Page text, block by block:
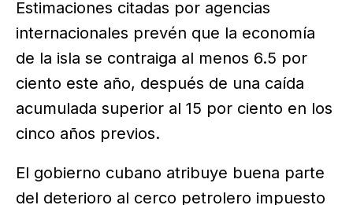
Estimaciones citadas por agencias
internacionales prevén que la economía
de la isla se contraiga al menos 6.5 por
ciento este año, después de una caída
acumulada superior al 15 por ciento en los
cinco años previos.
El gobierno cubano atribuye buena parte
del deterioro al cerco petrolero impuesto